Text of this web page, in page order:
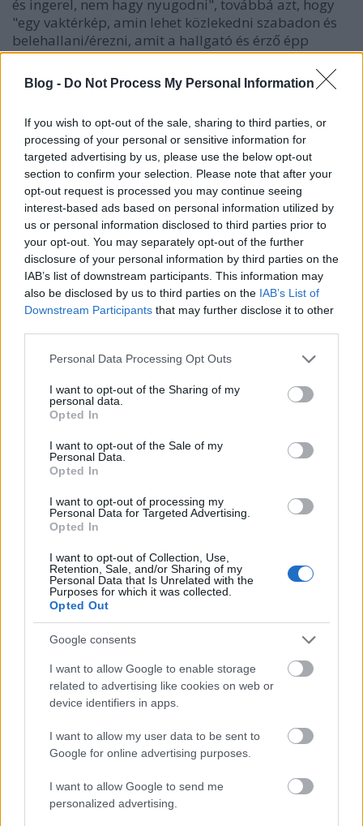
Blog - Do Not Process My Personal Information
If you wish to opt-out of the sale, sharing to third parties, or
processing of your personal or sensitive information for
targeted advertising by us, please use the below opt-out
section to confirm your selection. Please note that after your
opt-out request is processed you may continue seeing
interest-based ads based on personal information utilized by
us or personal information disclosed to third parties prior to
your opt-out. You may separately opt-out of the further
disclosure of your personal information by third parties on the
IAB’s list of downstream participants. This information may
also be disclosed by us to third parties on the IAB’s List of
Downstream Participants that may further disclose it to other
Please note that this website/app uses one or more Google
not limited to your visit or usage behaviour. You may click to
grant or deny consent to Google and its third-party tags to
use your data for below specified purposes in below Google
consent section.
Personal Data Processing Opt Outs
I want to opt-out of the Sharing of my
personal data.
Opted In
I want to opt-out of the Sale of my
Personal Data.
Opted In
I want to opt-out of processing my
Personal Data for Targeted Advertising.
Opted In
I want to opt-out of Collection, Use,
Retention, Sale, and/or Sharing of my
Personal Data that Is Unrelated with the
Purposes for which it was collected.
Opted Out
Google consents
I want to allow Google to enable storage
related to advertising like cookies on web or
device identifiers in apps.
I want to allow my user data to be sent to
Google for online advertising purposes.
I want to allow Google to send me
personalized advertising.
és ingerel, nem hagy nyugodni", továbbá azt, hogy
"egy vaktérkép, amin lehet közlekedni szabadon és
belehallani/érezni, amit a hallgató és érző épp
szeretne. Minden van benne?! Lélegzetelállító,
formabontó és -építő, tetőfedő és bádogos,
ugyanakkor tejfakasztó, nyakmerevitő és háztáji." A
bemutatott Newshárom dala is újramaszterelve.
Facebook
Én meg az Ének Bérczesi Róbert
projektjének indult, de a tavalyiKaranténlemezmár
új, saját dalokat tartalmazott. A
Müller
bevallottan nagyon gyorsan (lásd ezt a videót).
Bérczesi dallamait, énekét és akusztikus gitárját
Tibor Sztivielektromos gitárja egészíti ki az
egyszerű pop-rock dalokban. Érdekesség, hogy a
Jóembervideója úgy érte el a félmilliós nézettséget,
semmi promóciójanem volt. Amúgy a
Napidal Sziámivalsorozat
366 videóból áll, és a
Bérczesi-Sziámi duó is tervez még lemez(eke)t.
Bérczesi Róbert Facebook